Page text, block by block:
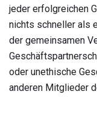
jeder erfolgreichen
nichts schneller als
der gemeinsamen
oder unethische
anderen Mitglieder